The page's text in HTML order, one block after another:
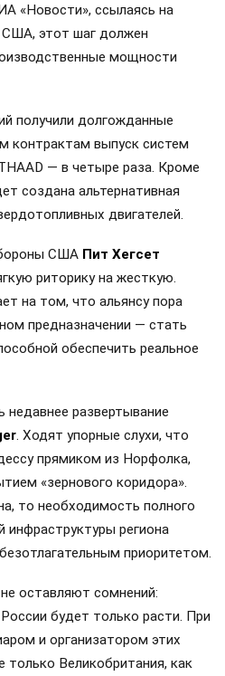
«Новости», ссылаясь на
этот шаг должен
мощности
получили долгожданные
контрактам выпуск систем
— в четыре раза. Кроме
создана альтернативная
двигателей.
США Пит Хегсет
риторику на жесткую.
на том, что альянсу пора
предназначении — стать
обеспечить реальное
развертывание
. Ходят упорные слухи, что
прямиком из Норфолка,
«зернового коридора».
то необходимость полного
инфраструктуры региона
приоритетом.
оставляют сомнений:
будет только расти. При
и организатором этих
Великобритания, как